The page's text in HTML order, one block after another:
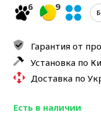
6
9
Гарантия от
Установка по
Доставка по
Есть в наличии